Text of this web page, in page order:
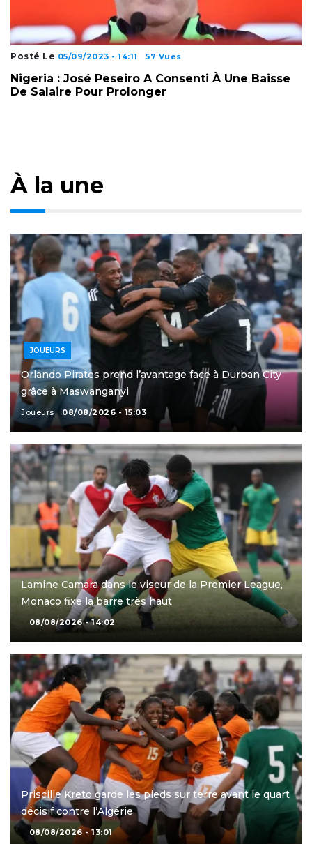
Posté Le 05/09/2023 - 14:11 57 Vues
Nigeria : José Peseiro A Consenti À Une Baisse
De Salaire Pour Prolonger
À la une
JOUEURS
Orlando Pirates prend l’avantage face à Durban City
grâce à Maswanganyi
Joueurs 08/08/2026 - 15:03
Lamine Camara dans le viseur de la Premier League,
Monaco fixe la barre très haut
08/08/2026 - 14:02
Priscille Kreto garde les pieds sur terre avant le quart
décisif contre l’Algérie
08/08/2026 - 13:01